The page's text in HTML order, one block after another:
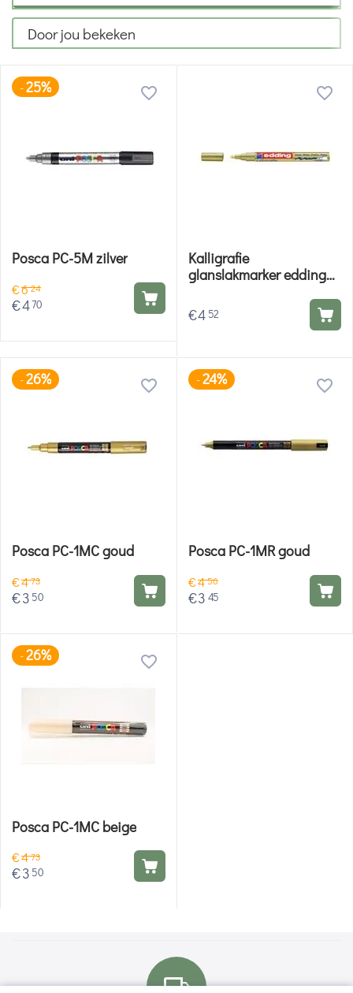
Door jou bekeken
-25%
Posca PC-5M zilver
€624
€470
Kalligrafie
glanslakmarker edding
€4 52
-26%
Posca PC-1MC goud
€473
€3 50
-24%
Posca PC-1MR goud
€456
€3 45
-26%
Posca PC-1MC beige
€473
€3 50